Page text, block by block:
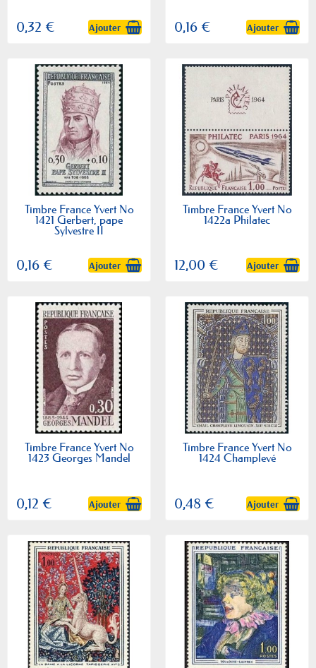
0,32 € Ajouter 0,16 € Ajouter
Timbre France Yvert No
1421 Gerbert, pape
Sylvestre II
0,16 € Ajouter
Timbre France Yvert No
1422a Philatec
12,00 € Ajouter
Timbre France Yvert No
1423 Georges Mandel
0,12 € Ajouter
Timbre France Yvert No
1424 Champlevé
0,48 € Ajouter